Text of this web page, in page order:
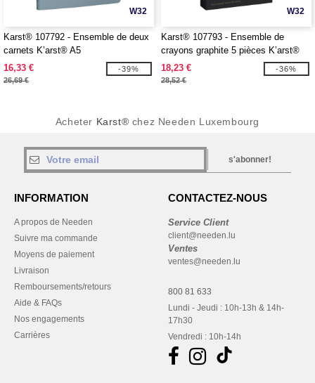
W32
Karst® 107792 - Ensemble de deux
carnets K’arst® A5
16,33 €
26,69 €
-39%
W32
Karst® 107793 - Ensemble de
crayons graphite 5 pièces K’arst®
2B sans bois
18,23 €
28,52 €
-36%
Acheter Karst® chez Needen Luxembourg
s'abonner!
INFORMATION
A propos de Needen
Suivre ma commande
Moyens de paiement
Livraison
Remboursements/retours
Aide & FAQs
Nos engagements
Carrières
CONTACTEZ-NOUS
Service Client
client@needen.lu
Ventes
ventes@needen.lu
800 81 633
Lundi - Jeudi : 10h-13h & 14h-
17h30
Vendredi : 10h-14h